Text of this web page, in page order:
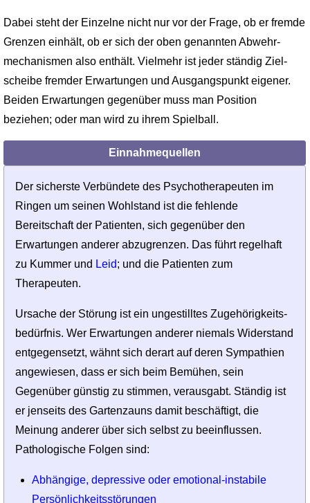
Dabei steht der Einzelne nicht nur vor der Frage, ob er fremde
Grenzen einhält, ob er sich der oben genannten Abwehr­
mechanismen also enthält. Vielmehr ist jeder ständig Ziel­
scheibe fremder Erwartungen und Ausgangspunkt eigener.
Beiden Erwartungen gegenüber muss man Position
beziehen; oder man wird zu ihrem Spielball.
Einnahmequellen
Der sicherste Verbündete des Psychotherapeuten im
Ringen um seinen Wohlstand ist die fehlende
Bereitschaft der Patienten, sich gegenüber den
Erwartungen anderer abzugrenzen. Das führt regelhaft
zu Kummer und Leid; und die Patienten zum
Therapeuten.
Ursache der Störung ist ein ungestilltes Zugehörigkeits­
bedürfnis. Wer Erwartungen anderer niemals Widerstand
entgegensetzt, wähnt sich derart auf deren Sympathien
angewiesen, dass er sich beim Bemühen, sein
Gegenüber günstig zu stimmen, verausgabt. Ständig ist
er jenseits des Gartenzauns damit beschäftigt, die
Meinung anderer über sich selbst zu beeinflussen.
Pathologische Folgen sind:
Abhängige, depressive oder emotional-instabile
Persönlichkeitsstörungen